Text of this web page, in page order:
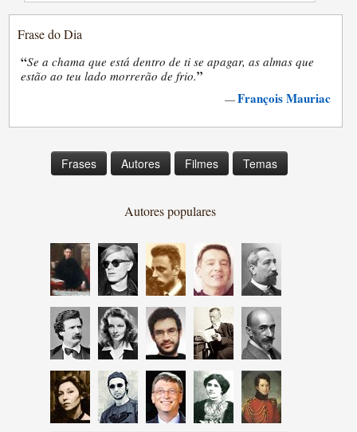
Frase do Dia
“Se a chama que está dentro de ti se apagar, as almas que
estão ao teu lado morrerão de frio.”
—François Mauriac
Frases Autores Filmes Temas
Autores populares